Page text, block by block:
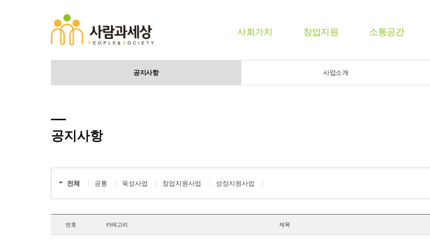
사회가치 창업지원 소통공간
공지사항 사업소개
공지사항
전체 공통 육성사업 창업지원사업 성장지원사업
번호 카테고리 제목